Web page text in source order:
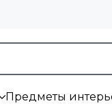
Предметы